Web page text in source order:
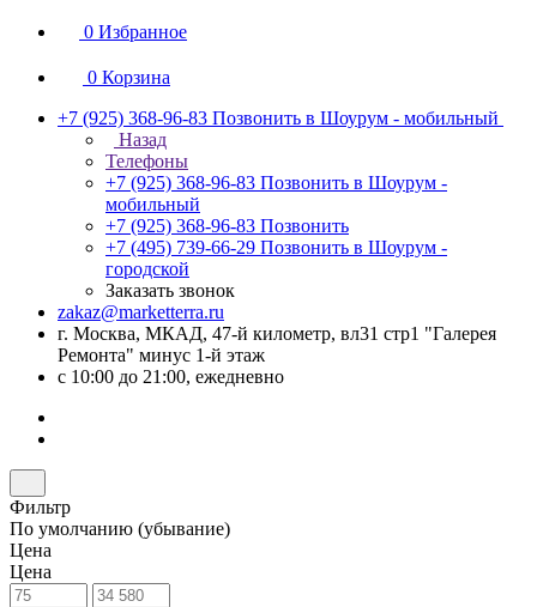
0 Избранное
0 Корзина
+7 (925) 368-96-83 Позвонить в Шоурум - мобильный
Назад
Телефоны
+7 (925) 368-96-83 Позвонить в Шоурум -
мобильный
+7 (925) 368-96-83 Позвонить
+7 (495) 739-66-29 Позвонить в Шоурум -
городской
Заказать звонок
zakaz@marketterra.ru
г. Москва, МКАД, 47-й километр, вл31 стр1 "Галерея
Ремонта" минус 1-й этаж
с 10:00 до 21:00, ежедневно
Фильтр
По умолчанию (убывание)
Цена
Цена